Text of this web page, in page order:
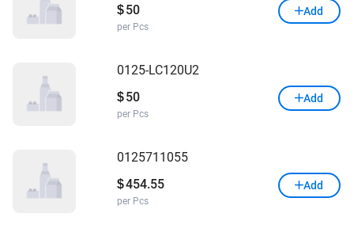
$ 50
per Pcs
Add
0125-LC120U2
$ 50
per Pcs
Add
0125711055
$454.55
per Pcs
Add